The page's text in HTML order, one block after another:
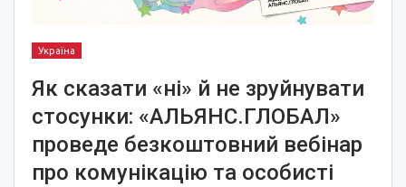
Україна
Як сказати «ні» й не зруйнувати
стосунки: «АЛЬЯНС.ГЛОБАЛ»
проведе безкоштовний вебінар
про комунікацію та особисті